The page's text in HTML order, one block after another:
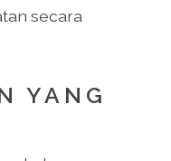
secara
YANG